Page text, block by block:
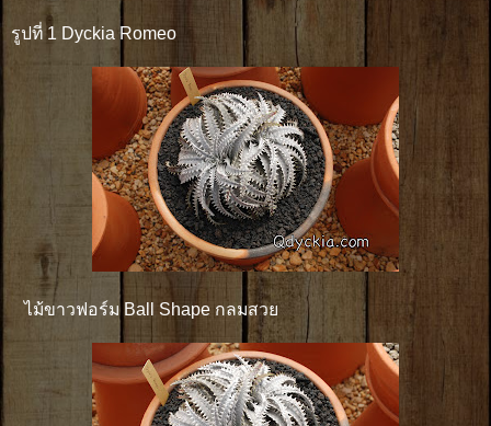
รูปที่ 1 Dyckia Romeo
ไม้ขาวฟอร์ม Ball Shape กลมสวย